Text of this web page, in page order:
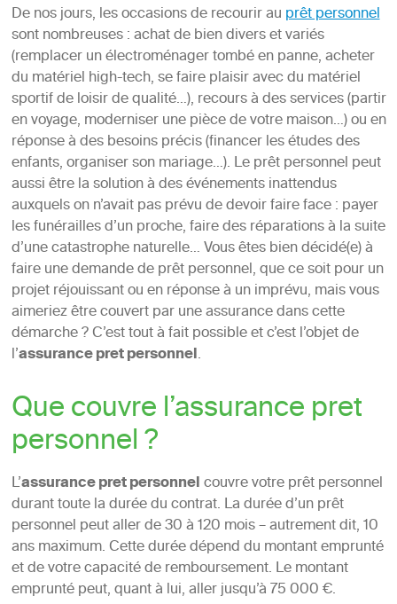
De nos jours, les occasions de recourir au prêt personnel
sont nombreuses : achat de bien divers et variés
(remplacer un électroménager tombé en panne, acheter
du matériel high-tech, se faire plaisir avec du matériel
sportif de loisir de qualité…), recours à des services (partir
en voyage, moderniser une pièce de votre maison…) ou en
réponse à des besoins précis (financer les études des
enfants, organiser son mariage…). Le prêt personnel peut
aussi être la solution à des événements inattendus
auxquels on n’avait pas prévu de devoir faire face : payer
les funérailles d’un proche, faire des réparations à la suite
d’une catastrophe naturelle… Vous êtes bien décidé(e) à
faire une demande de prêt personnel, que ce soit pour un
projet réjouissant ou en réponse à un imprévu, mais vous
aimeriez être couvert par une assurance dans cette
démarche ? C’est tout à fait possible et c’est l’objet de
l’assurance pret personnel.
Que couvre l’assurance pret
personnel ?
L’assurance pret personnelcouvre votre prêt personnel
durant toute la durée du contrat. La durée d’un prêt
personnel peut aller de 30 à 120 mois – autrement dit, 10
ans maximum. Cette durée dépend du montant emprunté
et de votre capacité de remboursement. Le montant
emprunté peut, quant à lui, aller jusqu’à 75 000 €.